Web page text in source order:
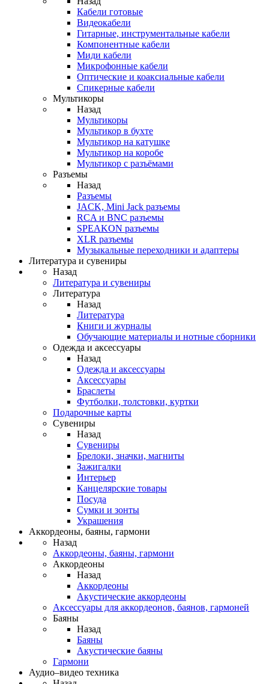
Кабели готовые
Видеокабели
Гитарные, инструментальные кабели
Компонентные кабели
Миди кабели
Микрофонные кабели
Оптические и коаксиальные кабели
Спикерные кабели
Мультикоры
Назад
Мультикоры
Мультикор в бухте
Мультикор на катушке
Мультикор на коробе
Мультикор с разъёмами
Разъемы
Назад
Разъемы
JACK, Mini Jack разъемы
RCA и BNC разъемы
SPEAKON разъемы
XLR разъемы
Музыкальные переходники и адаптеры
Литература и сувениры
Назад
Литература и сувениры
Литература
Назад
Литература
Книги и журналы
Обучающие материалы и нотные сборники
Одежда и аксессуары
Назад
Одежда и аксессуары
Аксессуары
Браслеты
Футболки, толстовки, куртки
Подарочные карты
Сувениры
Назад
Сувениры
Брелоки, значки, магниты
Зажигалки
Интерьер
Канцелярские товары
Посуда
Сумки и зонты
Украшения
Аккордеоны, баяны, гармони
Назад
Аккордеоны, баяны, гармони
Аккордеоны
Назад
Аккордеоны
Акустические аккордеоны
Аксессуары для аккордеонов, баянов, гармоней
Баяны
Назад
Баяны
Акустические баяны
Гармони
Аудио–видео техника